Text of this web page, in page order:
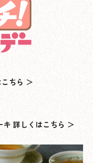
ちら ＞
詳しくはこちら ＞